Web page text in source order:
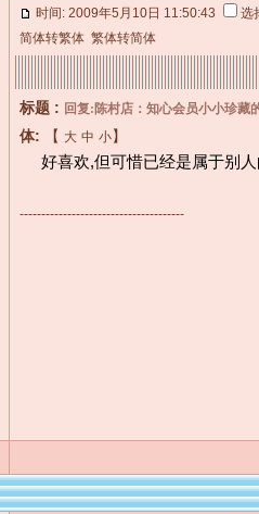
时间: 2009年5月10日 11:50:43
选
简体转繁体 繁体转简体
标题 : 回复:陈村店：知心会员小小珍藏
体: 【 大 中 小】
好喜欢,但可惜已经是属于别人
--------------------------------------